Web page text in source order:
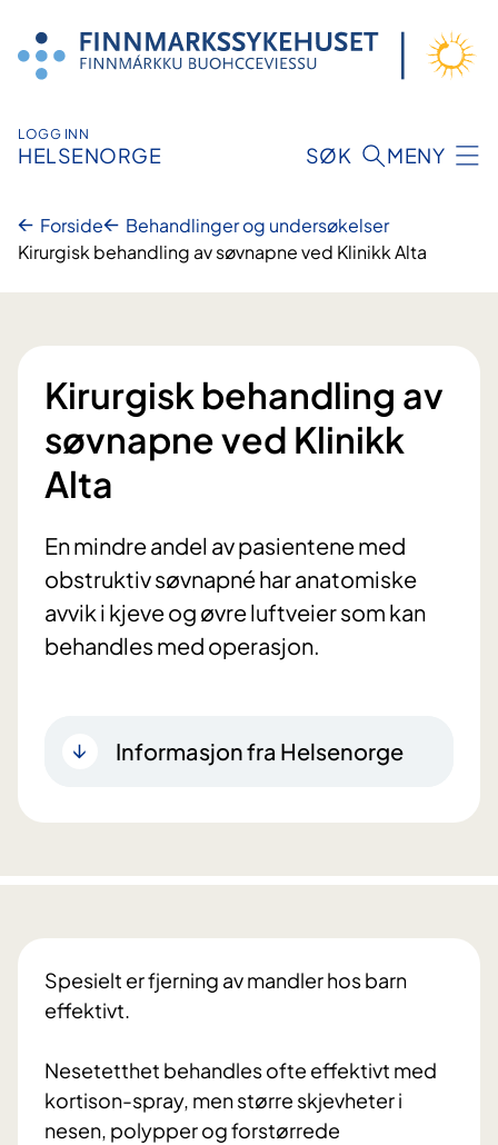
innhold
LOGG INN
HELSENORGE SØK MENY
Forside
Behandlinger og undersøkelser
Kirurgisk behandling av søvnapne ved Klinikk Alta
Kirurgisk behandling av
søvnapne ved Klinikk
Alta
En mindre andel av pasientene med
obstruktiv søvnapné har anatomiske
avvik i kjeve og øvre luftveier som kan
behandles med operasjon.
Informasjon fra Helsenorge
Spesielt er fjerning av mandler hos barn
effektivt.
Nesetetthet behandles ofte effektivt med
kortison-spray, men større skjevheter i
nesen, polypper og forstørrede